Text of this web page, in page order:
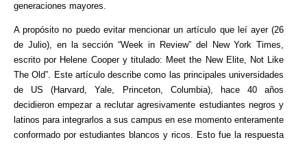
generaciones mayores.
A propósito no puedo evitar mencionar un artículo que leí ayer (26
de Julio), en la sección “Week in Review” del New York Times,
escrito por Helene Cooper y titulado: Meet the New Elite, Not Like
The Old”. Este artículo describe como las principales universidades
de US (Harvard, Yale, Princeton, Columbia), hace 40 años
decidieron empezar a reclutar agresivamente estudiantes negros y
latinos para integrarlos a sus campus en ese momento enteramente
conformado por estudiantes blancos y ricos. Esto fue la respuesta